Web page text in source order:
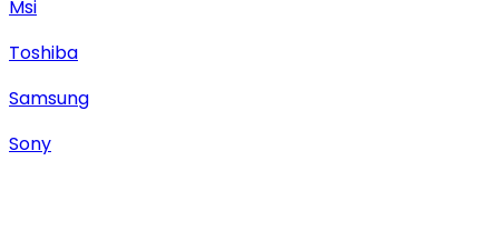
Msi
Toshiba
Samsung
Sony